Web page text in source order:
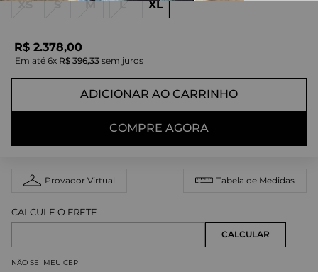
XS S M L XL
R$ 2.378,00
Em até 6x R$ 396,33 sem juros
ADICIONAR AO CARRINHO
COMPRE AGORA
Provador Virtual Tabela de Medidas
NÃO SEI MEU CEP